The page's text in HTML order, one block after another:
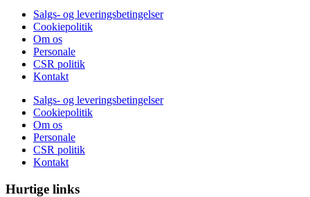
Salgs- og leveringsbetingelser
Cookiepolitik
Om os
Personale
CSR politik
Kontakt
Salgs- og leveringsbetingelser
Cookiepolitik
Om os
Personale
CSR politik
Kontakt
Hurtige links